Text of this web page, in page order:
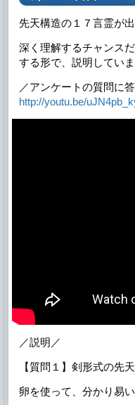
先天構造の１７言霊が出
深く理解するチャンス
する形で、説明していま
／アンケートの質問に
http://youtu.be/
／説明／
【質問１】剣形式の先
卵を使って、分かり易